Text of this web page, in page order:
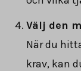
Välj den
När du
krav, kan